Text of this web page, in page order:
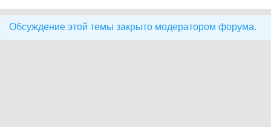
Обсуждение этой темы закрыто модератором форума.